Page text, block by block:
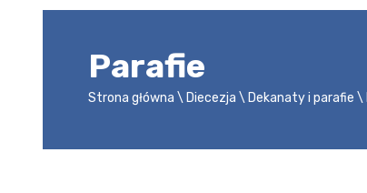
Parafie
Strona główna Diecezja Dekanaty i parafie